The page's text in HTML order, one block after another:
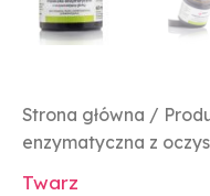
Strona główna /
enzymatyczna z
Twarz